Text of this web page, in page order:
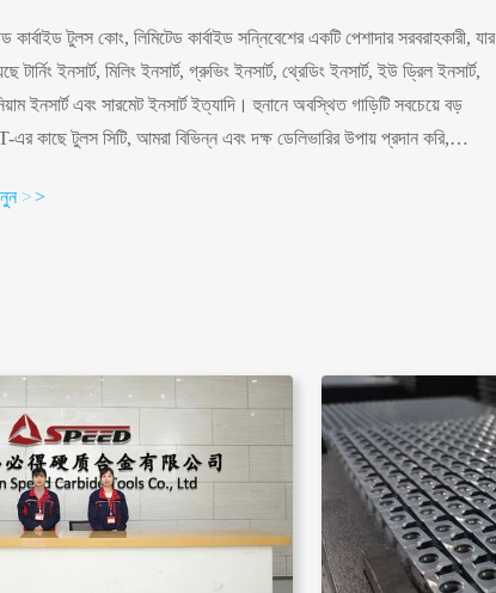
কার্বাইড টুলস কোং, লিমিটেড কার্বাইড সন্নিবেশের একটি পেশাদার সরবরাহকারী, যার
টার্নিং ইনসার্ট, মিলিং ইনসার্ট, গ্রুভিং ইনসার্ট, থ্রেডিং ইনসার্ট, ইউ ড্রিল ইনসার্ট,
ইনসার্ট এবং সারমেট ইনসার্ট ইত্যাদি। হুনানে অবস্থিত গাড়িটি সবচেয়ে বড়
কাছে টুলস সিটি, আমরা বিভিন্ন এবং দক্ষ ডেলিভারির উপায় প্রদান করি,
পেশাদার এবং আপনার সাথে বড় হতে ইচ্ছুক।আমরা মার্কিন যুক্তরাষ্ট্র, ...
>>